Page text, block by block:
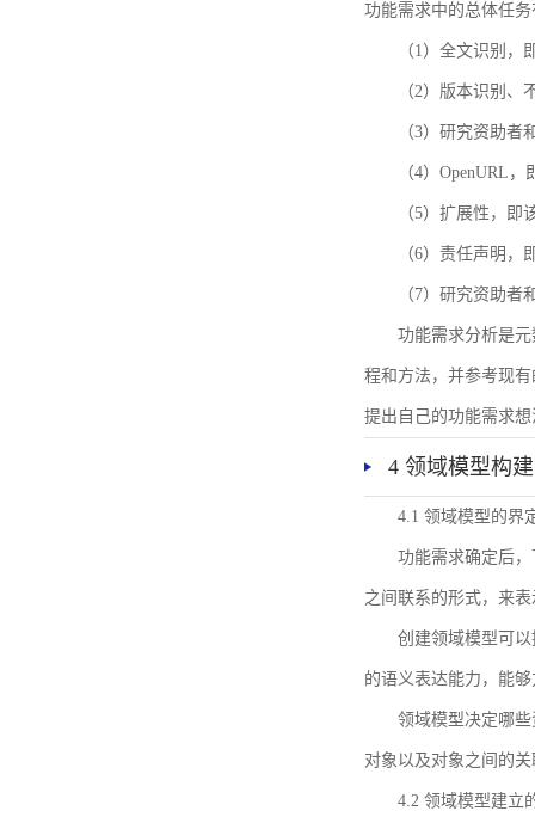
功能需求中的总体任
（1）全文识别
（2）版本识别、
（3）研究资助者
（4）OpenURL
（5）扩展性，
（6）责任声明，
（7）研究资助
功能需求分析是
程和方法，并参考现
提出自己的功能需求
4 领域模型构建
4.1 领域模型的界
功能需求确定后
之间联系的形式，来
创建领域模型可
的语义表达能力，能
领域模型决定哪
对象以及对象之间的
4.2 领域模型建立